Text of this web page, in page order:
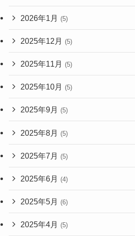
2026年1月 (5)
2025年12月 (5)
2025年11月 (5)
2025年10月 (5)
2025年9月 (5)
2025年8月 (5)
2025年7月 (5)
2025年6月 (4)
2025年5月 (6)
2025年4月 (5)